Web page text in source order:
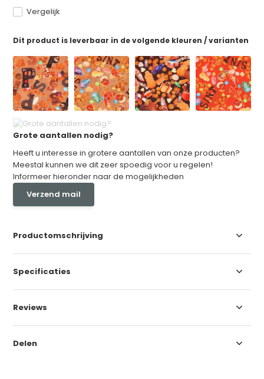
Vergelijk
Dit product is leverbaar in de volgende kleuren / varianten
Grote aantallen nodig?
Heeft u interesse in grotere aantallen van onze producten?
Meestal kunnen we dit zeer spoedig voor u regelen!
Informeer hieronder naar de mogelijkheden
Verzend mail
Productomschrijving
Specificaties
Reviews
Delen